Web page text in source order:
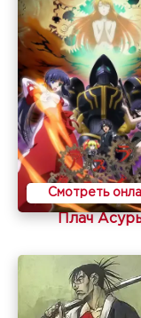
Смотреть
Плач